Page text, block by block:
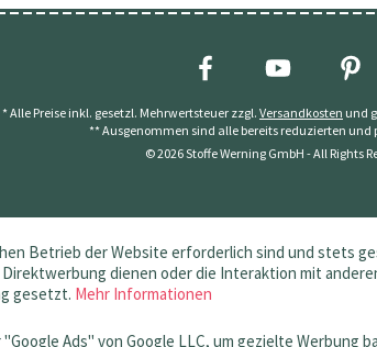
* Alle Preise inkl. gesetzl. Mehrwertsteuer zzgl. Versandkosten und
** Ausgenommen sind alle bereits reduzierten
© 2026 Stoffe Werning GmbH - All Rights
Betrieb der Website erforderlich sind und stets
dienen oder die Interaktion mit
gesetzt. Mehr Informationen
Ads" von Google LLC, um gezielte Werbung